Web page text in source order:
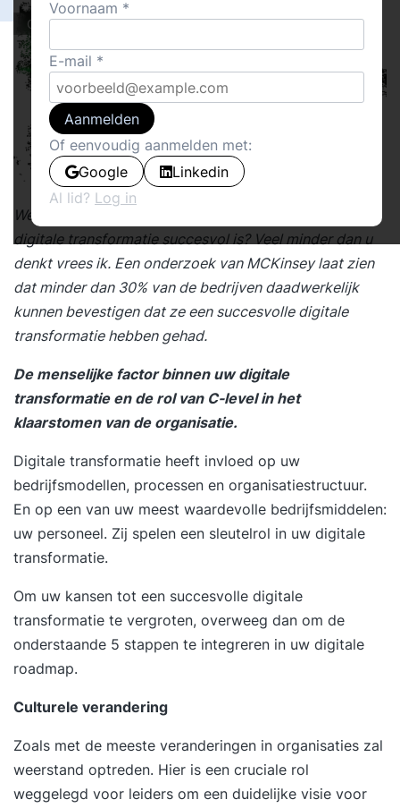
Columns
Welke bedrijven kunnen daadwerkelijk zeggen dat hun
digitale transformatie succesvol is? Veel minder dan u
denkt vrees ik. Een onderzoek van MCKinsey laat zien
dat minder dan 30% van de bedrijven daadwerkelijk
kunnen bevestigen dat ze een succesvolle digitale
transformatie hebben gehad.
De menselijke factor binnen uw digitale
transformatie en de rol van C-level in het
klaarstomen van de organisatie.
Digitale transformatie heeft invloed op uw
bedrijfsmodellen, processen en organisatiestructuur.
En op een van uw meest waardevolle bedrijfsmiddelen:
uw personeel. Zij spelen een sleutelrol in uw digitale
transformatie.
Om uw kansen tot een succesvolle digitale
transformatie te vergroten, overweeg dan om de
onderstaande 5 stappen te integreren in uw digitale
roadmap.
Culturele verandering
Zoals met de meeste veranderingen in organisaties zal
weerstand optreden. Hier is een cruciale rol
weggelegd voor leiders om een ​​duidelijke visie voor
Voornaam
E-mail
Aanmelden
Of eenvoudig aanmelden met:
Google
Linkedin
Al lid? Log in